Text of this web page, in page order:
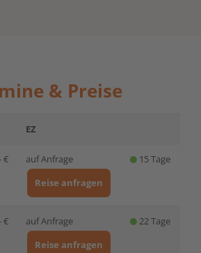
& Preise
EZ
€
auf Anfrage
Reise anfragen
15 Tage
€
auf Anfrage
Reise anfragen
22 Tage